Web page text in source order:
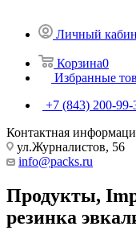
Личный
Корзина0
Избранные
+7 (843) 200-99-
Контактная
ул.Журналистов, 56
info@packs.ru
Продукты,
резинка